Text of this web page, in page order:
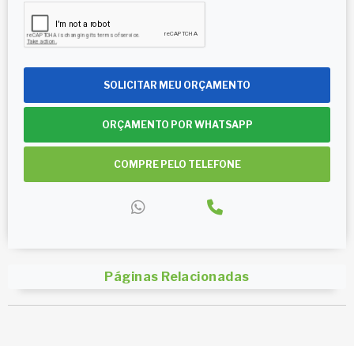
SOLICITAR MEU ORÇAMENTO
ORÇAMENTO POR WHATSAPP
COMPRE PELO TELEFONE
Páginas Relacionadas